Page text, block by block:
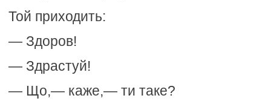
Той приходить:
— Здоров!
— Здрастуй!
— Що,— каже,— ти таке?